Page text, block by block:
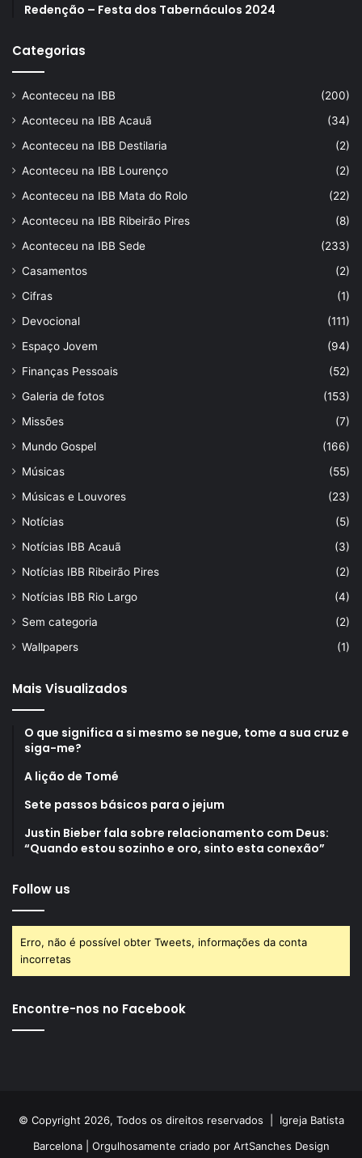
Redenção – Festa dos Tabernáculos 2024
Categorias
Aconteceu na IBB
(200)
Aconteceu na IBB Acauã
(34)
Aconteceu na IBB Destilaria
(2)
Aconteceu na IBB Lourenço
(2)
Aconteceu na IBB Mata do Rolo
(22)
Aconteceu na IBB Ribeirão Pires
(8)
Aconteceu na IBB Sede
(233)
Casamentos
(2)
Cifras
(1)
Devocional
(111)
Espaço Jovem
(94)
Finanças Pessoais
(52)
Galeria de fotos
(153)
Missões
(7)
Mundo Gospel
(166)
Músicas
(55)
Músicas e Louvores
(23)
Notícias
(5)
Notícias IBB Acauã
(3)
Notícias IBB Ribeirão Pires
(2)
Notícias IBB Rio Largo
(4)
Sem categoria
(2)
Wallpapers
(1)
Mais Visualizados
O que significa a si mesmo se negue, tome a sua cruz e
siga-me?
A lição de Tomé
Sete passos básicos para o jejum
Justin Bieber fala sobre relacionamento com Deus:
“Quando estou sozinho e oro, sinto esta conexão”
Follow us
Erro, não é possível obter Tweets, informações da conta
incorretas
Encontre-nos no Facebook
© Copyright 2026, Todos os direitos reservados | Igreja Batista
Barcelona| Orgulhosamente criado por ArtSanches Design